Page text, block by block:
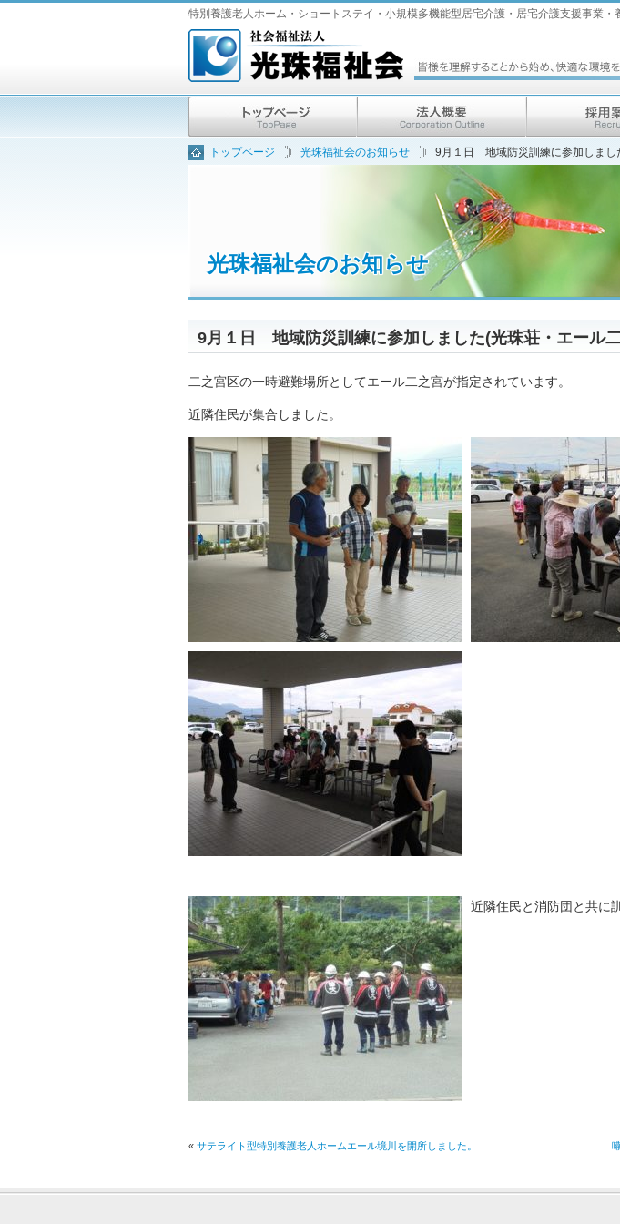
特別養護老人ホーム・ショートステイ・小規模多機能型居宅介護・居宅介護支援事業
トップページ 光珠福祉会のお知らせ 9月１日 地域防災訓練に参加しまし
光珠福祉会のお知らせ
9月１日 地域防災訓練に参加しました(光珠荘・エール二
二之宮区の一時避難場所としてエール二之宮が指定されています。
近隣住民が集合しました。
近隣住民と消防団と共に
« サテライト型特別養護老人ホームエール境川を開所しました。